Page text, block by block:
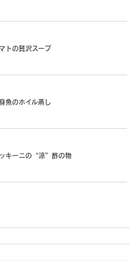
トの贅沢スープ
魚のホイル蒸し
キーニの“涼”酢の物